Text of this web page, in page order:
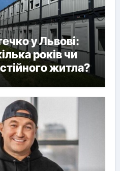
у Львові:
років чи
житла?